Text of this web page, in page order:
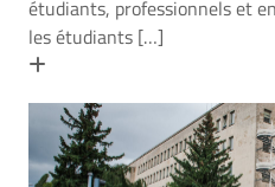
étudiants, professionnels et
les étudiants […]